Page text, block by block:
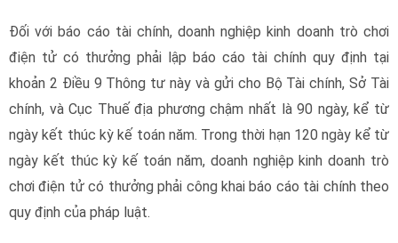
Đối với báo cáo tài chính, doanh nghiệp kinh doanh trò chơi
điện tử có thưởng phải lập báo cáo tài chính quy định tại
khoản 2 Điều 9 Thông tư này và gửi cho Bộ Tài chính, Sở Tài
chính, và Cục Thuế địa phương chậm nhất là 90 ngày, kể từ
ngày kết thúc kỳ kế toán năm. Trong thời hạn 120 ngày kể từ
ngày kết thúc kỳ kế toán năm, doanh nghiệp kinh doanh trò
chơi điện tử có thưởng phải công khai báo cáo tài chính theo
quy định của pháp luật.